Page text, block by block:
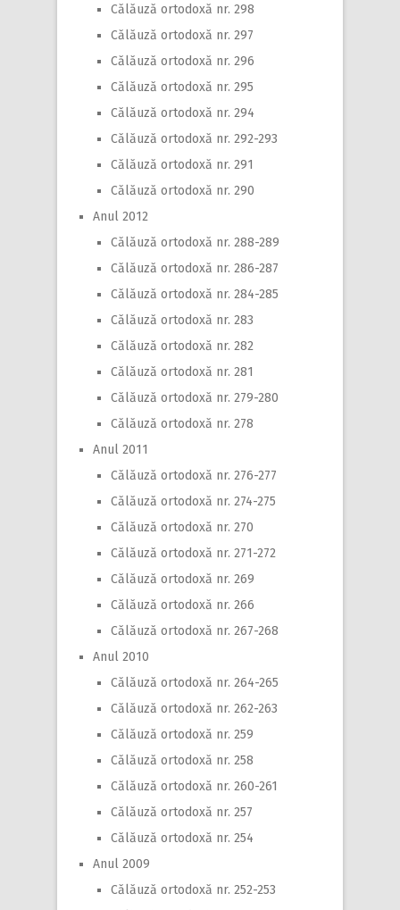
Călăuză ortodoxă nr. 298
Călăuză ortodoxă nr. 297
Călăuză ortodoxă nr. 296
Călăuză ortodoxă nr. 295
Călăuză ortodoxă nr. 294
Călăuză ortodoxă nr. 292-293
Călăuză ortodoxă nr. 291
Călăuză ortodoxă nr. 290
Anul 2012
Călăuză ortodoxă nr. 288-289
Călăuză ortodoxă nr. 286-287
Călăuză ortodoxă nr. 284-285
Călăuză ortodoxă nr. 283
Călăuză ortodoxă nr. 282
Călăuză ortodoxă nr. 281
Călăuză ortodoxă nr. 279-280
Călăuză ortodoxă nr. 278
Anul 2011
Călăuză ortodoxă nr. 276-277
Călăuză ortodoxă nr. 274-275
Călăuză ortodoxă nr. 270
Călăuză ortodoxă nr. 271-272
Călăuză ortodoxă nr. 269
Călăuză ortodoxă nr. 266
Călăuză ortodoxă nr. 267-268
Anul 2010
Călăuză ortodoxă nr. 264-265
Călăuză ortodoxă nr. 262-263
Călăuză ortodoxă nr. 259
Călăuză ortodoxă nr. 258
Călăuză ortodoxă nr. 260-261
Călăuză ortodoxă nr. 257
Călăuză ortodoxă nr. 254
Anul 2009
Călăuză ortodoxă nr. 252-253